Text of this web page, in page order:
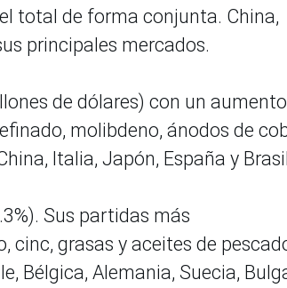
total de forma conjunta. China,
principales mercados.
de dólares) con un
molibdeno, ánodos de
Italia, Japón, España y
Sus partidas más
cinc, grasas y aceites de
Bélgica, Alemania, Suecia,